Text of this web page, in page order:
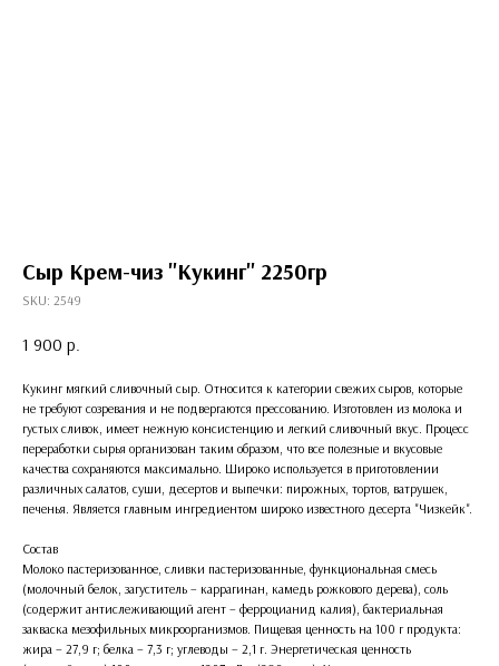
Сыр Крем-чиз "Кукинг" 2250гр
SKU: 2549
1 900 р.
Кукинг мягкий сливочный сыр. Относится к категории свежих сыров, которые
не требуют созревания и не подвергаются прессованию. Изготовлен из молока и
густых сливок, имеет нежную консистенцию и легкий сливочный вкус. Процесс
переработки сырья организован таким образом, что все полезные и вкусовые
качества сохраняются максимально. Широко используется в приготовлении
различных салатов, суши, десертов и выпечки: пирожных, тортов, ватрушек,
печенья. Является главным ингредиентом широко известного десерта "Чизкейк".
Состав
Молоко пастеризованное, сливки пастеризованные, функциональная смесь
(молочный белок, загуститель – каррагинан, камедь рожкового дерева), соль
(содержит антислеживающий агент – ферроцианид калия), бактериальная
закваска мезофильных микроорганизмов. Пищевая ценность на 100 г продукта:
жира – 27,9 г; белка – 7,3 г; углеводы – 2,1 г. Энергетическая ценность